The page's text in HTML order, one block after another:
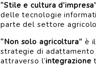
“Stile e cultura
delle tecnologie
parte del settore
“Non solo agricoltura” è
strategie di
attraverso l’integrazione